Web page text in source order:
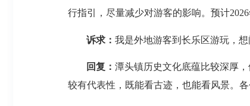
行指引，尽量减少对游客的影响。预计
诉求： 我是外地游客到长乐区游玩，
回复： 潭头镇历史文化底蕴比较深厚
较有代表性，既能看古迹，也能看风景。